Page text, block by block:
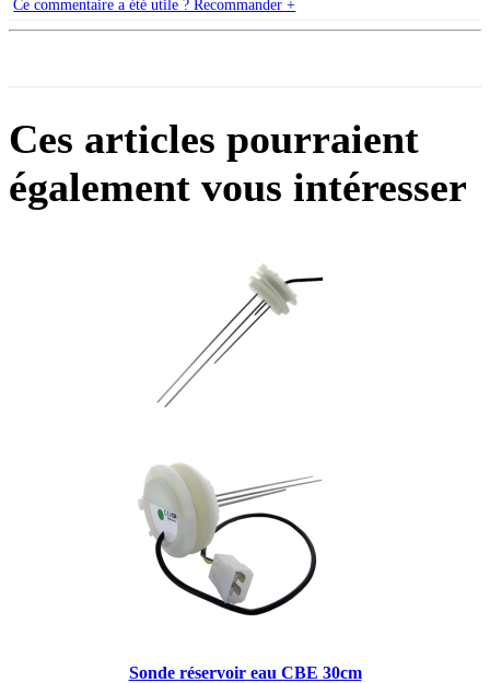
Ce commentaire a été utile ? Recommander +
Ces articles pourraient
également vous intéresser
Sonde réservoir eau CBE 30cm